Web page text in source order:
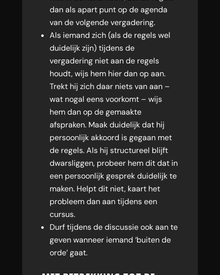
dan als apart punt op de agenda
van de volgende vergadering.
Als iemand zich (als de regels wel
duidelijk zijn) tijdens de
vergadering niet aan de regels
houdt, wijs hem hier dan op aan.
Trekt hij zich daar niets van aan –
wat nogal eens voorkomt – wijs
hem dan op de gemaakte
afspraken. Maak duidelijk dat hij
persoonlijk akkoord is gegaan met
de regels. Als hij structureel blijft
dwarsliggen, probeer hem dit dat in
een persoonlijk gesprek duidelijk te
maken. Helpt dit niet, kaart het
probleem dan aan tijdens een
cursus.
Durf tijdens de discussie ook aan te
geven wanneer iemand ‘buiten de
orde’ gaat.